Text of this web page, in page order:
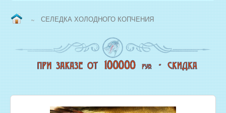
ВОПРОС/ОТВЕТ
НАША ПРОДУКЦИЯ
НОВЫЙ КОПТИЛЬНЫЙ ЦЕХ
ЖИВАЯ РЫБА
~ СЕЛЕДКА ХОЛОДНОГО КОПЧЕНИЯ